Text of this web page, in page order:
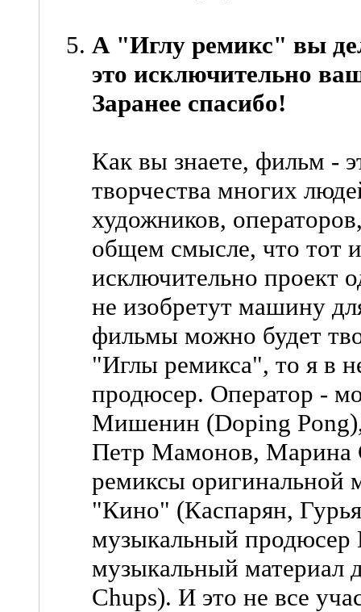
А "Иглу ремикс" вы
это исключительно
Заранее спасибо!
Как вы знаете, фильм -
творчества многих
художников,
общем смысле, что тот
исключительно проект
не изобретут машину
фильмы можно будет
"Иглы ремикса", то я в
продюсер. Оператор -
Мишенин (Doping
Петр Мамонов, Марина
ремиксы оригинальной
"Кино" (Каспарян,
музыкальный
музыкальный материал
Chups). И это не все